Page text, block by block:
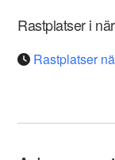
Rastplatser i
Rastplatser